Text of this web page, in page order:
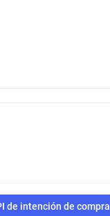
de intención de compra